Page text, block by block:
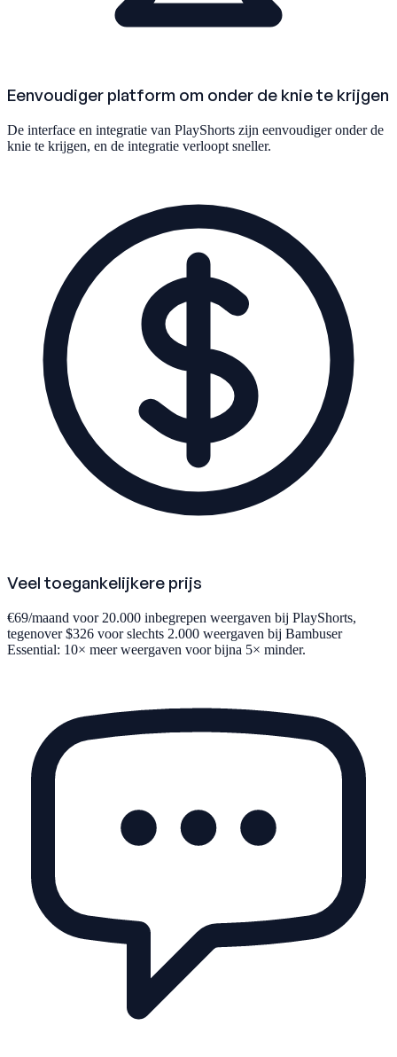
Eenvoudiger platform om onder de knie te krijgen
De interface en integratie van PlayShorts zijn eenvoudiger onder de
knie te krijgen, en de integratie verloopt sneller.
Veel toegankelijkere prijs
€69/maand voor 20.000 inbegrepen weergaven bij PlayShorts,
tegenover $326 voor slechts 2.000 weergaven bij Bambuser
Essential: 10× meer weergaven voor bijna 5× minder.